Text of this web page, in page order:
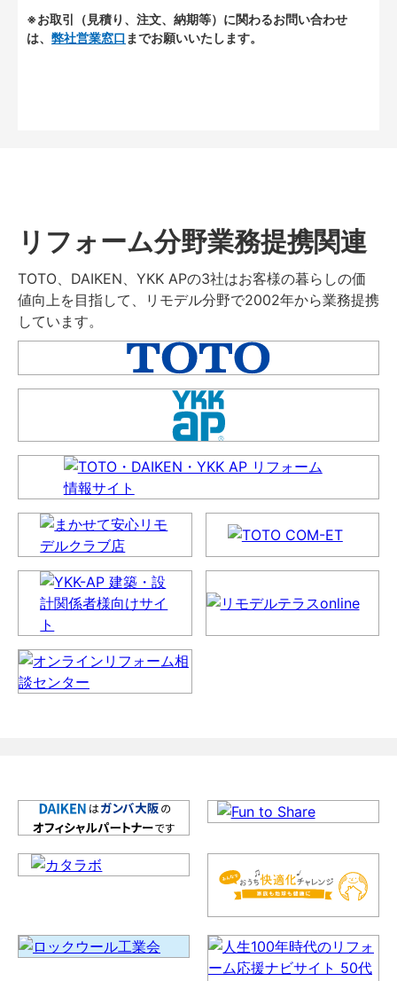
※お取引（見積り、注文、納期等）に関わるお問い合わせ
は、 弊社営業窓口 までお願いいたします。
リフォーム分野業務提携関連
TOTO、DAIKEN、YKK APの3社はお客様の暮らしの価
値向上を目指して、リモデル分野で2002年から業務提携
しています。